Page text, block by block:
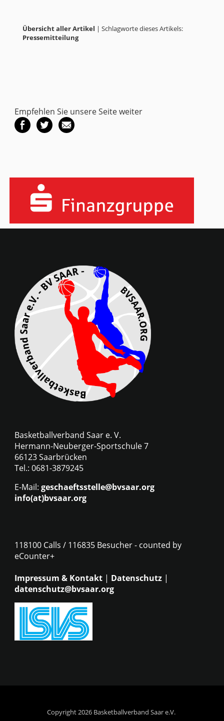
Übersicht aller Artikel | Schlagworte dieses Artikels:
Pressemitteilung
Empfehlen Sie unsere Seite weiter
Basketballverband Saar e. V.
Hermann-Neuberger-Sportschule 7
66123 Saarbrücken
Tel.: 0681-3879245
E-Mail: geschaeftsstelle@bvsaar.org
info(at)bvsaar.org
118100 Calls / 116835 Besucher - counted by
eCounter+
Impressum & Kontakt | Datenschutz |
datenschutz@bvsaar.org
Copyright 2026 Basketballverband Saar e.V.